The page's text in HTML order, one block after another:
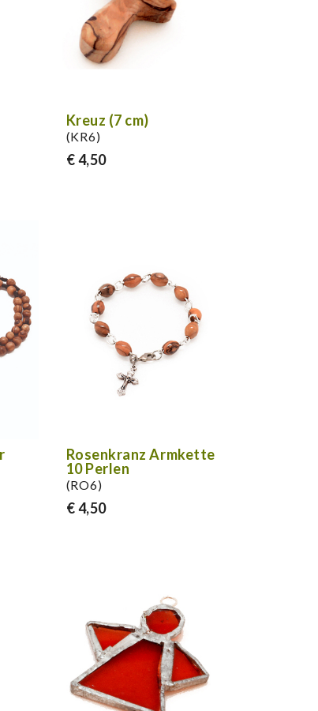
Kreuz (7 cm)
(KR6)
€ 4,50
Rosenkranz Armkette
10 Perlen
(RO6)
€ 4,50